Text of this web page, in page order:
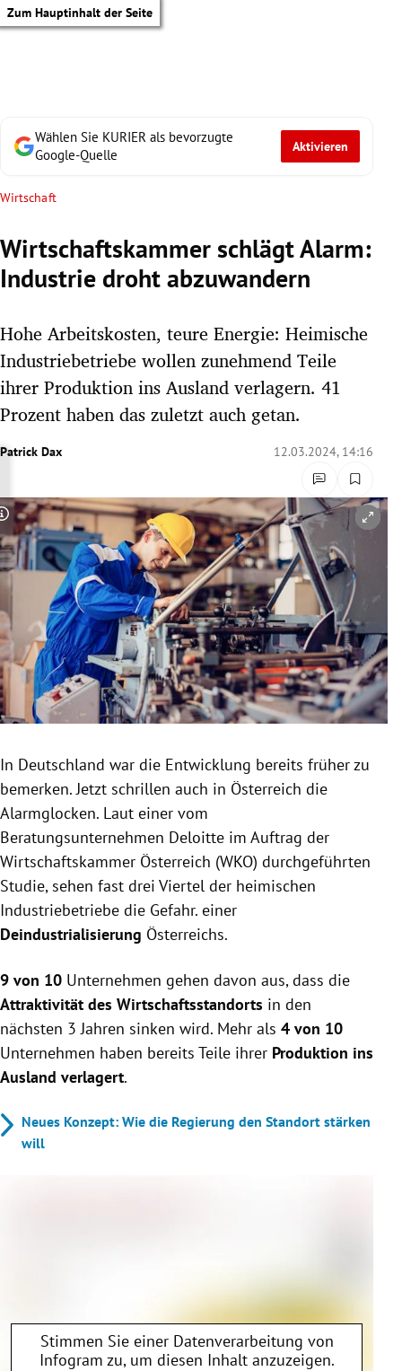
Zum Hauptinhalt der Seite
Untermenü
Untermenü
Untermenü
Untermenü
Untermenü
Untermenü
Untermenü
Untermenü
Untermenü
Wählen Sie KURIER als bevorzugte
Google-Quelle
Aktivieren
Wirtschaft
Wirtschaftskammer schlägt Alarm:
Industrie droht abzuwandern
Hohe Arbeitskosten, teure Energie: Heimische
Industriebetriebe wollen zunehmend Teile
ihrer Produktion ins Ausland verlagern. 41
Prozent haben das zuletzt auch getan.
Patrick Dax 12.03.2024, 14:16
Copyright-Hinweis öffnen/schließen
In Deutschland war die Entwicklung bereits früher zu
bemerken. Jetzt schrillen auch in Österreich die
Alarmglocken. Laut einer vom
Beratungsunternehmen Deloitte im Auftrag der
Wirtschaftskammer Österreich (WKO) durchgeführten
Studie, sehen fast drei Viertel der heimischen
Industriebetriebe die Gefahr. einer
Deindustrialisierung Österreichs.
9 von 10 Unternehmen gehen davon aus, dass die
Attraktivität des Wirtschaftsstandorts in den
nächsten 3 Jahren sinken wird. Mehr als 4 von 10
Unternehmen haben bereits Teile ihrer Produktion ins
Ausland verlagert.
Neues Konzept: Wie die Regierung den Standort stärken
will
Stimmen Sie einer Datenverarbeitung von
Infogram zu, um diesen Inhalt anzuzeigen.